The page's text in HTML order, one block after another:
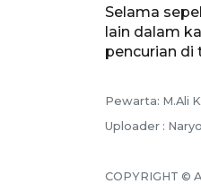
Selama
lain dalam
pencurian di
Pewarta: M.Ali
Uploader : Naryo
COPYRIGHT ©